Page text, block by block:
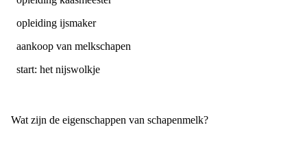
opleiding ijsmaker
aankoop van melkschapen
start: het nijswolkje
Wat zijn de eigenschappen van schapenmelk?